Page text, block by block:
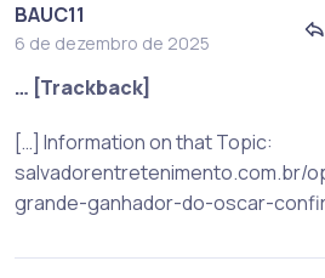
BAUC11
6 de dezembro de 2025
… [Trackback]
[…] Information on that Topic:
salvadorentretenimento.com.br/
grande-ganhador-do-oscar-